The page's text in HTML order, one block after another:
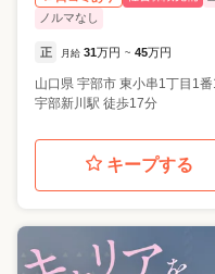
ノルマなし
正 月給 31万円 ~ 45万円
山口県 宇部市 東小串1丁目1番
宇部新川駅 徒歩17分
キープする